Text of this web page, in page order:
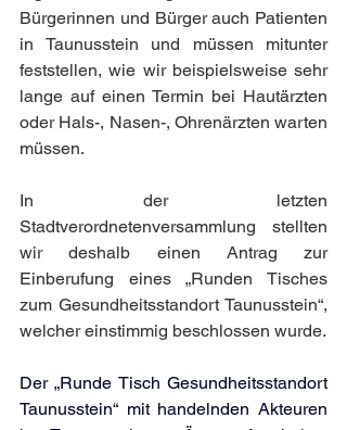
Bürgerinnen und Bürger auch Patienten
in Taunusstein und müssen mitunter
feststellen, wie wir beispielsweise sehr
lange auf einen Termin bei Hautärzten
oder Hals-, Nasen-, Ohrenärzten warten
müssen.
In der letzten
Stadtverordnetenversammlung stellten
wir deshalb einen Antrag zur
Einberufung eines „Runden Tisches
zum Gesundheitsstandort Taunusstein“,
welcher einstimmig beschlossen wurde.
Der „Runde Tisch Gesundheitsstandort
Taunusstein“ mit handelnden Akteuren